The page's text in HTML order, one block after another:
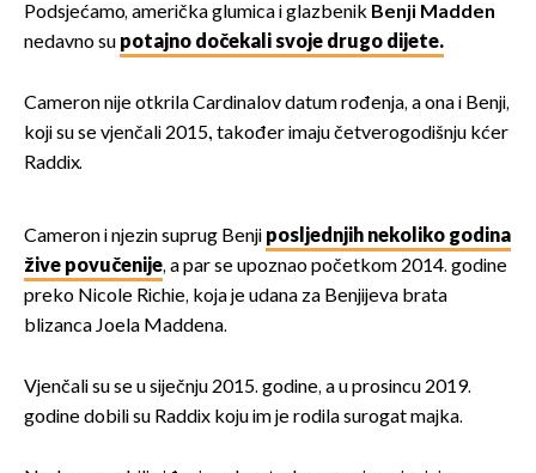
Podsjećamo, američka glumica i glazbenik Benji Madden
nedavno su potajno dočekali svoje drugo dijete.
Cameron nije otkrila Cardinalov datum rođenja, a ona i Benji,
koji su se vjenčali 2015., također imaju četverogodišnju kćer
Raddix.
Cameron i njezin suprug Benji posljednjih nekoliko godina
žive povučenije, a par se upoznao početkom 2014. godine
preko Nicole Richie, koja je udana za Benjijeva brata
blizanca Joela Maddena.
Vjenčali su se u siječnju 2015. godine, a u prosincu 2019.
godine dobili su Raddix koju im je rodila surogat majka.